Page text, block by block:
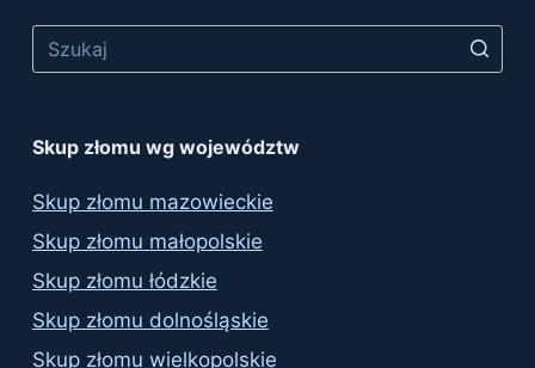
Skup złomu wg województw
Skup złomu mazowieckie
Skup złomu małopolskie
Skup złomu łódzkie
Skup złomu dolnośląskie
Skup złomu wielkopolskie